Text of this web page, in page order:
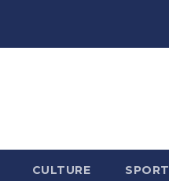
CULTURE SPORT